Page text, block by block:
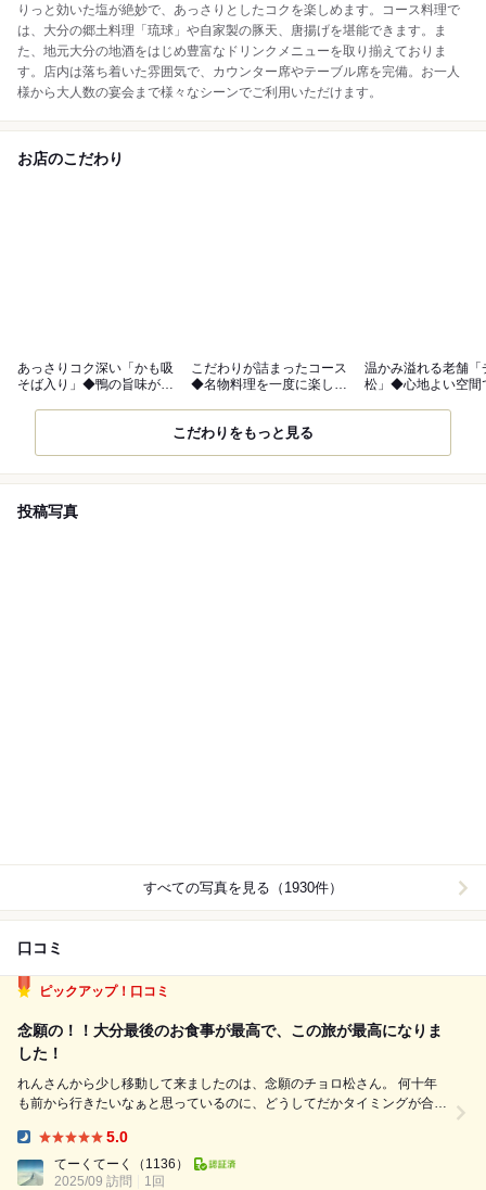
りっと効いた塩が絶妙で、あっさりとしたコクを楽しめます。コース料理で
は、大分の郷土料理「琉球」や自家製の豚天、唐揚げを堪能できます。ま
た、地元大分の地酒をはじめ豊富なドリンクメニューを取り揃えておりま
す。店内は落ち着いた雰囲気で、カウンター席やテーブル席を完備。お一人
様から大人数の宴会まで様々なシーンでご利用いただけます。
お店のこだわり
あっさりコク深い「かも吸
そば入り」◆鴨の旨味が凝
こだわりが詰まったコース
◆名物料理を一度に楽しめ
温かみ溢れる老舗「
松」◆心地よい空間
こだわりをもっと見る
投稿写真
すべての写真を見る（1930件）
口コミ
ピックアップ！口コミ
念願の！！大分最後のお食事が最高で、この旅が最高になりま
した！
れんさんから少し移動して来ましたのは、念願のチョロ松さん。 何十年
も前から行きたいなぁと思っているのに、どうしてだかタイミングが合わ
大分の旅でやっと念願のチョロ松さんに伺えて、そして思っていた想像よ
りも好みの料理と雰囲気で、大満足...
5.0
てーくてーく
（1136）
2025/09 訪問
1回